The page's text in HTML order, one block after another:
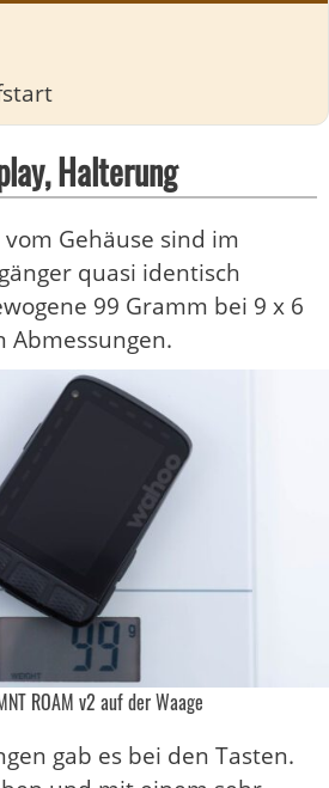
Halterung
Gehäuse sind im
quasi identisch
99 Gramm bei 9 x 6
Abmessungen.
ROAM v2 auf der Waage
gab es bei den Tasten.